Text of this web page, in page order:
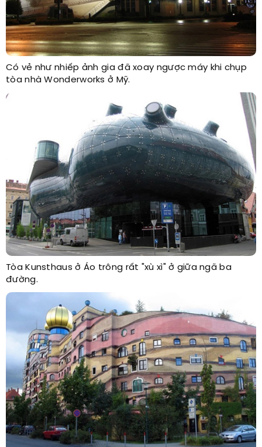
Có vẻ như nhiếp ảnh gia đã xoay ngược máy khi chụp
tòa nhà Wonderworks ở Mỹ.
Tòa Kunsthaus ở Áo trông rất "xù xì" ở giữa ngã ba
đường.